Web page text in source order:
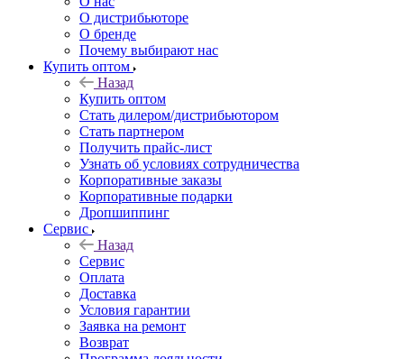
О дистрибьюторе
О бренде
Почему выбирают нас
Купить оптом
Назад
Купить оптом
Стать дилером/дистрибьютором
Стать партнером
Получить прайс-лист
Узнать об условиях сотрудничества
Корпоративные заказы
Корпоративные подарки
Дропшиппинг
Сервис
Назад
Сервис
Оплата
Доставка
Условия гарантии
Заявка на ремонт
Возврат